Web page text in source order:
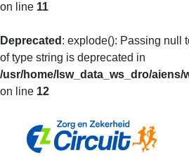
on line 11
Deprecated : explode(): Passing null
of type string is deprecated in
/usr/home/lsw_data_ws_dro/
on line 12